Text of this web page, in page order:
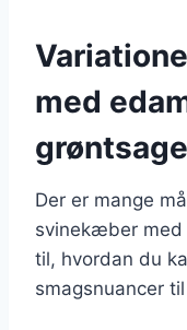
med
Der er mange
svinekæber med
til, hvordan du
smagsnuancer